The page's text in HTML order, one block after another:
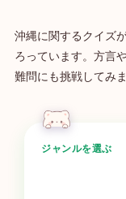
沖縄に関するクイズ
ろっています。方言
難問にも挑戦してみま
ジャンルを選ぶ